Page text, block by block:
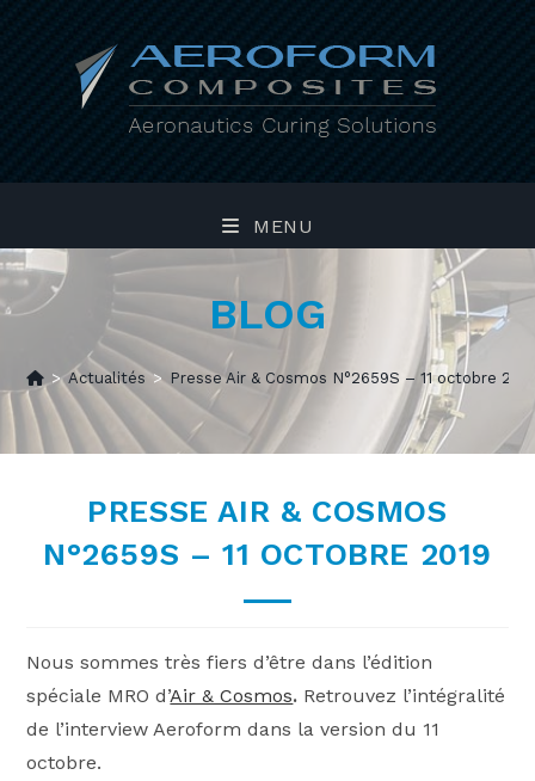
content
MENU
BLOG
> Actualités > Presse Air & Cosmos N°2659S – 11 octobre
PRESSE AIR & COSMOS
N°2659S – 11 OCTOBRE 2019
Nous sommes très fiers d’être dans l’édition
spéciale MRO d’Air & Cosmos. Retrouvez l’intégralité
de l’interview Aeroform dans la version du 11
octobre.